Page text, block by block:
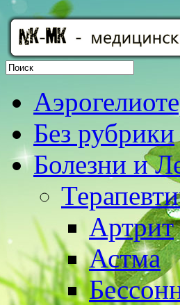
Без рубрики
Болезни и
Артрит
Астма